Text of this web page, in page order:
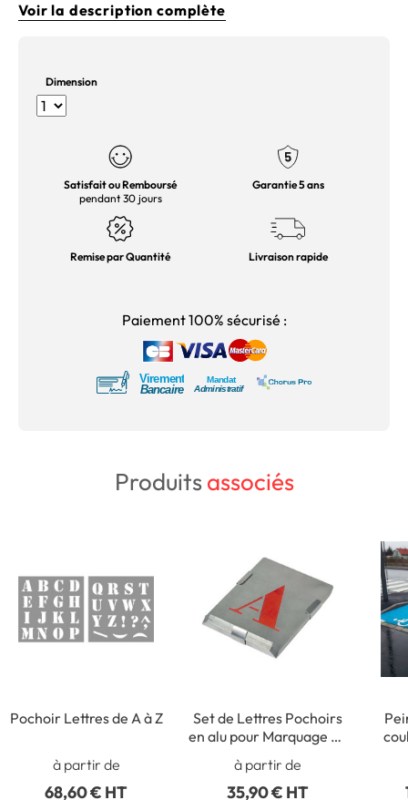
Voir la description complète
Dimension
Satisfait ou Remboursé
pendant 30 jours
Garantie 5 ans
Remise par Quantité Livraison rapide
Paiement 100% sécurisé :
Produitsassociés
Pochoir Lettres de A à Z
à partir de
68,60 € HT
Set de Lettres Pochoirs
en alu pour Marquage au
à partir de
35,90 € HT